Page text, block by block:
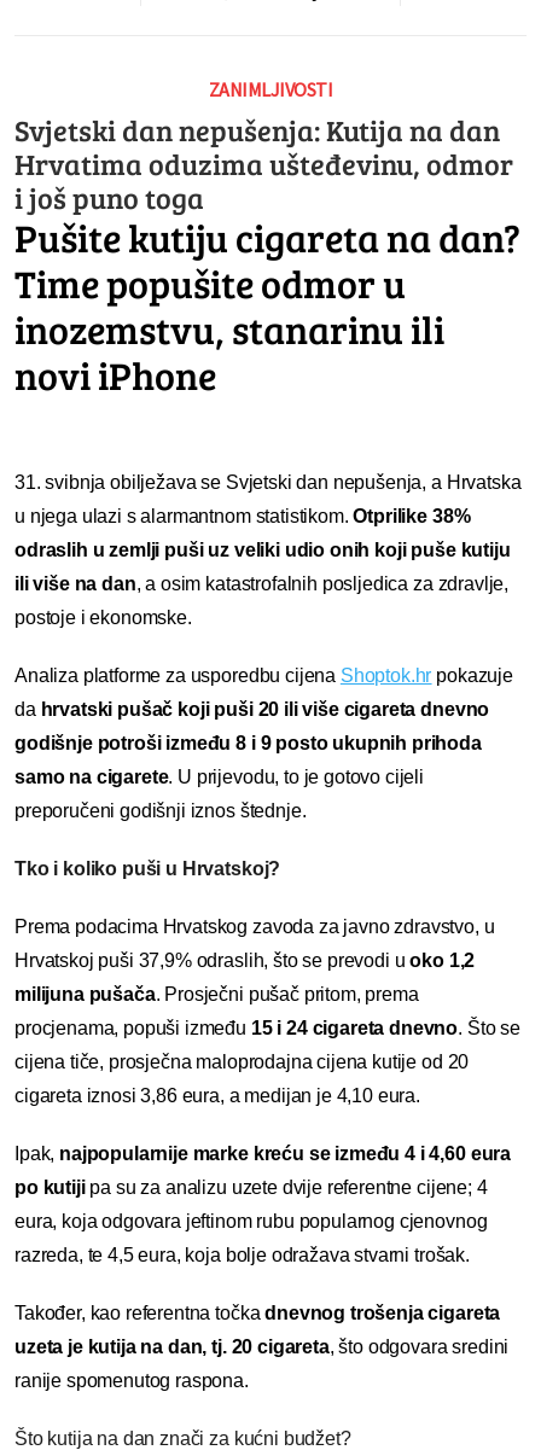
ZANIMLJIVOSTI
Svjetski dan nepušenja: Kutija na dan
Hrvatima oduzima ušteđevinu, odmor
i još puno toga
Pušite kutiju cigareta na dan?
Time popušite odmor u
inozemstvu, stanarinu ili
novi iPhone
31. svibnja obilježava se Svjetski dan nepušenja, a Hrvatska
u njega ulazi s alarmantnom statistikom.Otprilike 38%
odraslih u zemlji puši uz veliki udio onih koji puše kutiju
ili više na dan, a osim katastrofalnih posljedica za zdravlje,
postoje i ekonomske.
Analiza platforme za usporedbu cijena Shoptok.hr pokazuje
da hrvatski pušač koji puši 20 ili više cigareta dnevno
godišnje potroši između 8 i 9 posto ukupnih prihoda
samo na cigarete. U prijevodu, to je gotovo cijeli
preporučeni godišnji iznos štednje.
Tko i koliko puši u Hrvatskoj?
Prema podacima Hrvatskog zavoda za javno zdravstvo, u
Hrvatskoj puši 37,9% odraslih, što se prevodi uoko 1,2
milijuna pušača. Prosječni pušač pritom, prema
procjenama, popuši između 15 i 24 cigareta dnevno. Što se
cijena tiče, prosječna maloprodajna cijena kutije od 20
cigareta iznosi 3,86 eura, a medijan je 4,10 eura.
Ipak, najpopularnije marke kreću se između 4 i 4,60 eura
po kutijipa su za analizu uzete dvije referentne cijene; 4
eura, koja odgovara jeftinom rubu popularnog cjenovnog
razreda, te 4,5 eura, koja bolje odražava stvarni trošak.
Također, kao referentna točkadnevnog trošenja cigareta
uzeta je kutija na dan, tj. 20 cigareta, što odgovara sredini
ranije spomenutog raspona.
Što kutija na dan znači za kućni budžet?